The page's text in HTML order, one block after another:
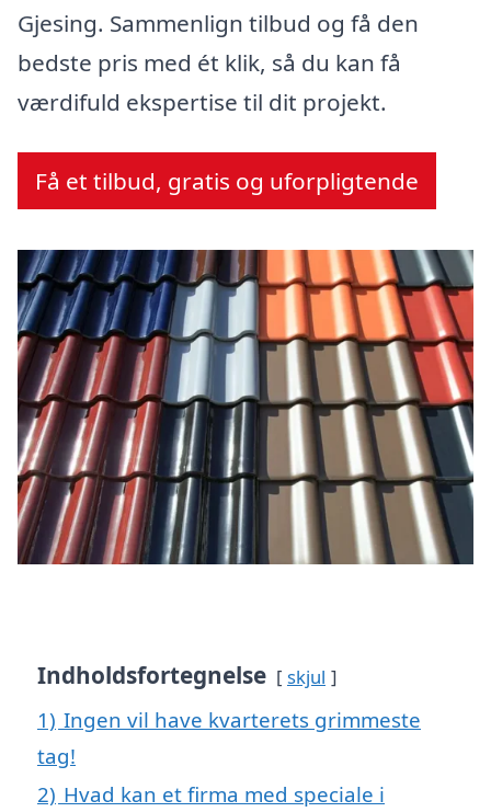
Gjesing. Sammenlign tilbud og få den
bedste pris med ét klik, så du kan få
værdifuld ekspertise til dit projekt.
Få et tilbud, gratis og uforpligtende
Indholdsfortegnelse skjul
1) Ingen vil have kvarterets grimmeste
tag!
2) Hvad kan et firma med speciale i